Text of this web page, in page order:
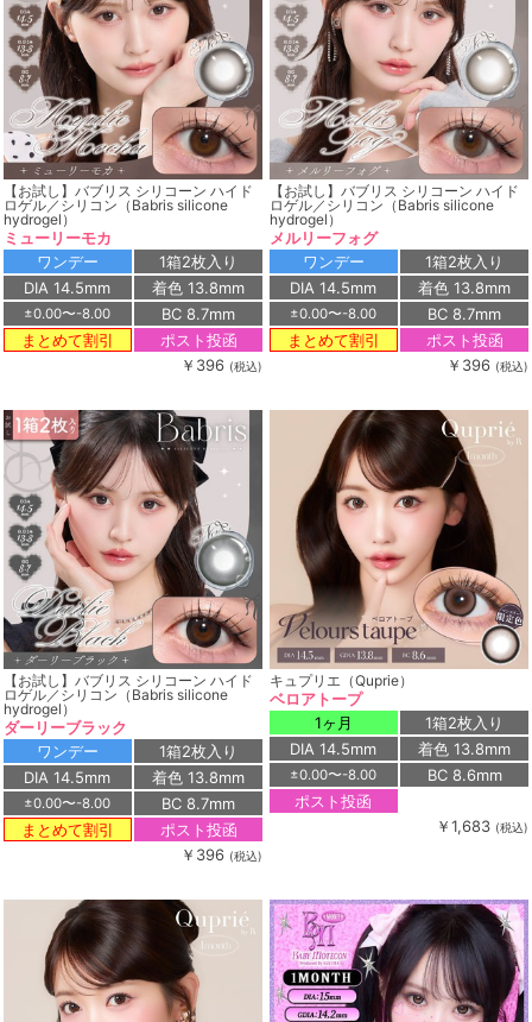
【お試し】バブリス シリコーン ハイド
ロゲル／シリコン（Babris silicone
hydrogel）
ミューリーモカ
ワンデー
1箱2枚入り
DIA 14.5mm
着色 13.8mm
±0.00〜-8.00
BC 8.7mm
まとめて割引
ポスト投函
￥396 (税込)
【お試し】バブリス シリコーン ハイド
ロゲル／シリコン（Babris silicone
hydrogel）
メルリーフォグ
ワンデー
1箱2枚入り
DIA 14.5mm
着色 13.8mm
±0.00〜-8.00
BC 8.7mm
まとめて割引
ポスト投函
￥396 (税込)
【お試し】バブリス シリコーン ハイド
ロゲル／シリコン（Babris silicone
hydrogel）
ダーリーブラック
ワンデー
1箱2枚入り
DIA 14.5mm
着色 13.8mm
±0.00〜-8.00
BC 8.7mm
まとめて割引
ポスト投函
￥396 (税込)
キュプリエ（Quprie）
ベロアトープ
1ヶ月
1箱2枚入り
DIA 14.5mm
着色 13.8mm
±0.00〜-8.00
BC 8.6mm
ポスト投函
￥1,683 (税込)